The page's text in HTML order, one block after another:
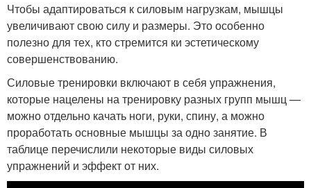
Чтобы адаптироваться к силовым нагрузкам, мышцы
увеличивают свою силу и размеры. Это особенно
полезно для тех, кто стремится ки эстетическому
совершенствованию.
Силовые тренировки включают в себя упражнения,
которые нацелены на тренировку разных групп мышц —
можно отдельно качать ноги, руки, спину, а можно
проработать основные мышцы за одно занятие. В
таблице перечислили некоторые виды силовых
упражнений и эффект от них.